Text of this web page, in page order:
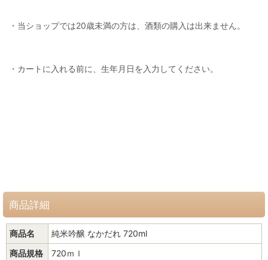
・当ショップでは20歳未満の方は、酒類の購入は出来ません。
・カートに入れる前に、生年月日を入力してください。
商品詳細
商品名
純米吟醸 なかだれ 720ml
商品規格
720ｍｌ